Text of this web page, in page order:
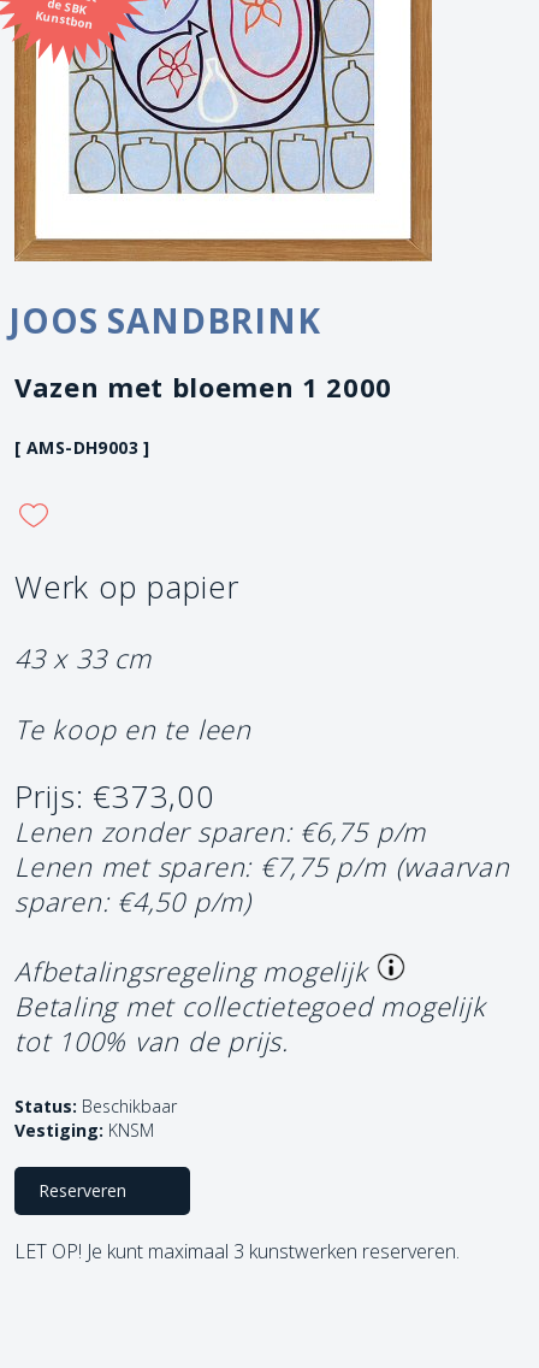
Kunstbon
JOOS SANDBRINK
Vazen met bloemen 1 2000
[ AMS-DH9003 ]
Werk op papier
43 x 33 cm
Te koop en te leen
Prijs: €373,00
Lenen zonder sparen: €6,75 p/m
Lenen met sparen: €7,75 p/m (waarvan
sparen: €4,50 p/m)
Afbetalingsregeling mogelijk
Betaling met collectietegoed mogelijk
tot 100% van de prijs.
Status: Beschikbaar
Vestiging: KNSM
Reserveren
LET OP! Je kunt maximaal 3 kunstwerken reserveren.